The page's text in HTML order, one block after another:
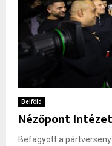
Belföld
Nézőpont
Befagyott a